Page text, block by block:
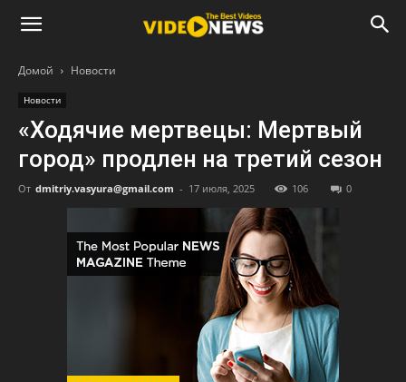
Домой Новости
Новости
«Ходячие мертвецы: Мертвый
город» продлен на третий сезон
От dmitriy.vasyura@gmail.com - 17 июля, 2025 106 0